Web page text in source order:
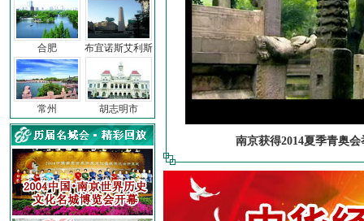
合肥
常州
布宜诺斯艾利斯
胡志明市
南京获得2014夏季青奥会